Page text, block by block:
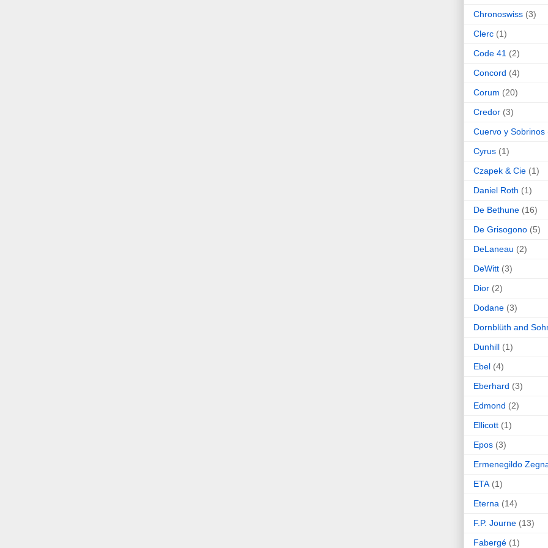
Chronoswiss (3)
Clerc (1)
Code 41 (2)
Concord (4)
Corum (20)
Credor (3)
Cuervo y Sobrinos
Cyrus (1)
Czapek & Cie (1)
Daniel Roth (1)
De Bethune (16)
De Grisogono (5)
DeLaneau (2)
DeWitt (3)
Dior (2)
Dodane (3)
Dornblüth and
Dunhill (1)
Ebel (4)
Eberhard (3)
Edmond (2)
Ellicott (1)
Epos (3)
Ermenegildo
ETA (1)
Eterna (14)
F.P. Journe (13)
Fabergé (1)